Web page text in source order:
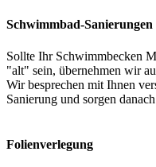
Schwimmbad-Sanierungen
Sollte Ihr Schwimmbecken
"alt" sein, übernehmen wir
Wir besprechen mit Ihnen
Sanierung und sorgen
Folienverlegung